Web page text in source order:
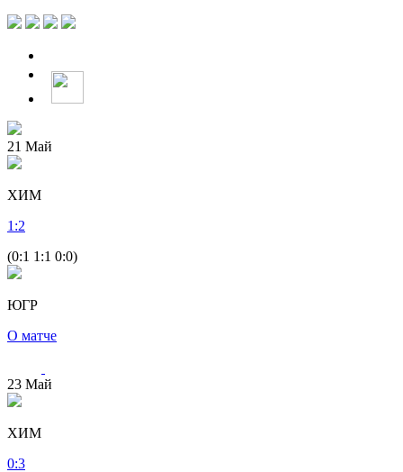
21 Май
ХИМ
1 :2
(0:1 1:1 0:0)
ЮГР
О матче
23 Май
ХИМ
0:3